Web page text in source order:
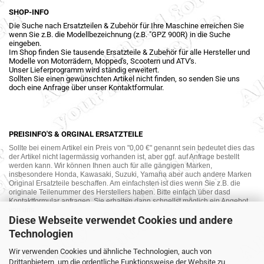
Diese Webseite verwendet Cookies und andere
Technologien
Wir verwenden Cookies und ähnliche Technologien, auch von
Drittanbietern, um die ordentliche Funktionsweise der Website zu
SHOP-INFO
Die Suche nach Ersatzteilen & Zubehör für Ihre Maschine erreichen Sie
wenn Sie z.B. die Modellbezeichnung (z.B. "GPZ 900R) in die Suche
eingeben.
Im Shop finden Sie tausende Ersatzteile & Zubehör für alle Hersteller und
Modelle von Motorrädern, Mopped's, Scootern und ATV's.
Unser Lieferprogramm wird ständig erweitert.
Sollten Sie einen gewünschten Artikel nicht finden, so senden Sie uns
doch eine Anfrage über unser Kontaktformular.
PREISINFO'S & ORGINAL ERSATZTEILE
Sollte bei einem Artikel ein Preis von "0,00 €" genannt sein bedeutet dies das
der Artikel nicht lagermässig vorhanden ist, aber ggf. auf Anfrage bestellt
werden kann. Wir können Ihnen auch für alle gängigen Marken,
insbesondere Honda, Kawasaki, Suzuki, Yamaha aber auch andere Marken
Original Ersatzteile beschaffen. Am einfachsten ist dies wenn Sie z.B. die
originale Teilenummer des Herstellers haben. Bitte einfach über dasd
Kontaktformular anfragen. Sie erhalten dann schnellst möglich ein Angebot
MOTORRAD-ANKAUF